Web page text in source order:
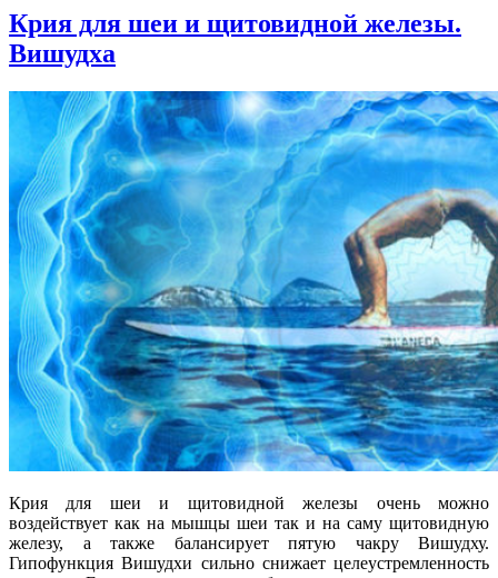
Крия для шеи и щитовидной железы.
Вишудха
Крия для шеи и щитовидной железы очень можно
воздействует как на мышцы шеи так и на саму щитовидную
железу, а также балансирует пятую чакру Вишудху.
Гипофункция Вишудхи сильно снижает целеустремленность